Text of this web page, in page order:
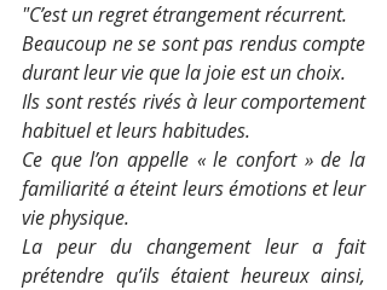
"C’est un regret étrangement récurrent.
Beaucoup ne se sont pas rendus compte
durant leur vie que la joie est un choix.
Ils sont restés rivés à leur comportement
habituel et leurs habitudes.
Ce que l’on appelle « le confort » de la
familiarité a éteint leurs émotions et leur
vie physique.
La peur du changement leur a fait
prétendre qu’ils étaient heureux ainsi,